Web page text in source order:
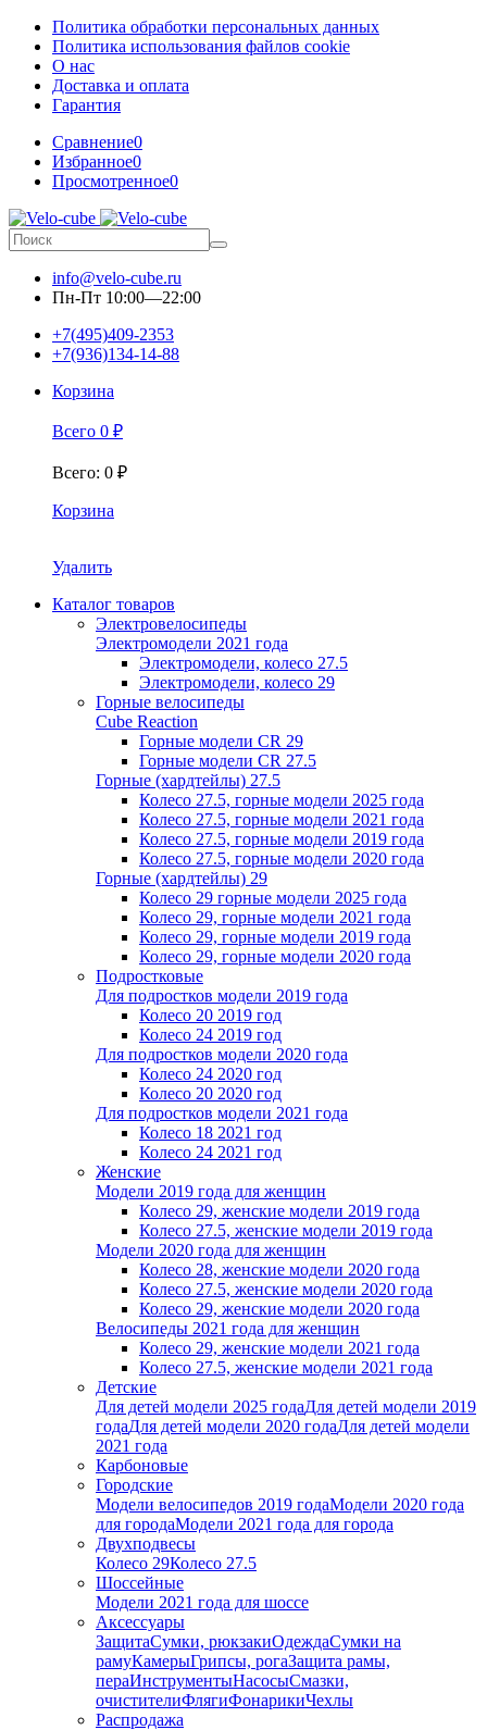
Политика обработки персональных данных
Политика использования файлов cookie
О нас
Доставка и оплата
Гарантия
Сравнение0
Избранное0
Просмотренное0
info@velo-cube.ru
Пн-Пт 10:00—22:00
+7(495)409-2353
+7(936)134-14-88
Корзина
Всего 0 ₽
Всего: 0 ₽
Корзина
Удалить
Каталог товаров
Электровелосипеды
Электромодели 2021 года
Электромодели, колесо 27.5
Электромодели, колесо 29
Горные велосипеды
Cube Reaction
Горные модели CR 29
Горные модели CR 27.5
Горные (хардтейлы) 27.5
Колесо 27.5, горные модели 2025 года
Колесо 27.5, горные модели 2021 года
Колесо 27.5, горные модели 2019 года
Колесо 27.5, горные модели 2020 года
Горные (хардтейлы) 29
Колесо 29 горные модели 2025 года
Колесо 29, горные модели 2021 года
Колесо 29, горные модели 2019 года
Колесо 29, горные модели 2020 года
Подростковые
Для подростков модели 2019 года
Колесо 20 2019 год
Колесо 24 2019 год
Для подростков модели 2020 года
Колесо 24 2020 год
Колесо 20 2020 год
Для подростков модели 2021 года
Колесо 18 2021 год
Колесо 24 2021 год
Женскиe
Модели 2019 года для женщин
Колесо 29, женские модели 2019 года
Колесо 27.5, женские модели 2019 года
Модели 2020 года для женщин
Колесо 28, женские модели 2020 года
Колесо 27.5, женские модели 2020 года
Колесо 29, женские модели 2020 года
Велосипеды 2021 года для женщин
Колесо 29, женские модели 2021 года
Колесо 27.5, женские модели 2021 года
Детские
Для детей модели 2025 годаДля детей модели 2019
годаДля детей модели 2020 годаДля детей модели
2021 года
Карбоновые
Городские
Модели велосипедов 2019 годаМодели 2020 года
для городаМодели 2021 года для города
Двухподвесы
Колесо 29Колесо 27.5
Шоссейные
Модели 2021 года для шоссе
Аксессуары
ЗащитаСумки, рюкзакиОдеждаСумки на
рамуКамерыГрипсы, рогаЗащита рамы,
пераИнструментыНасосыСмазки,
очистителиФлягиФонарикиЧехлы
Распродажа